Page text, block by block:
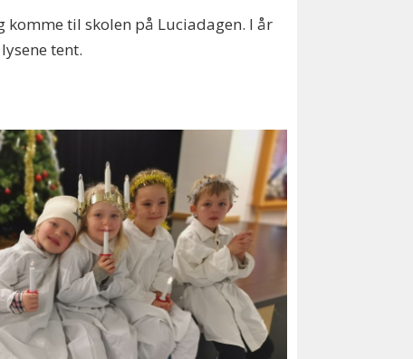
komme til skolen på Luciadagen. I år
tent.